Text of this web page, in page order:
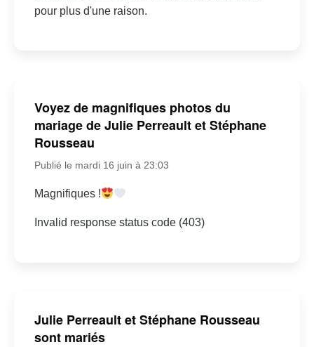
pour plus d'une raison.
Voyez de magnifiques photos du
mariage de Julie Perreault et Stéphane
Rousseau
Publié le mardi 16 juin à 23:03
Magnifiques !
Invalid response status code (403)
Julie Perreault et Stéphane Rousseau
sont mariés